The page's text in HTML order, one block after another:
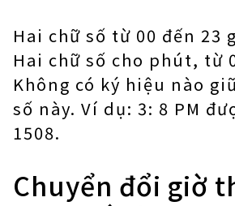
Hai chữ số từ 00 đến 23
Hai chữ số cho phút, từ
Không có ký hiệu nào
số này. Ví dụ: 3: 8 PM
1508.
Chuyển đổi giờ